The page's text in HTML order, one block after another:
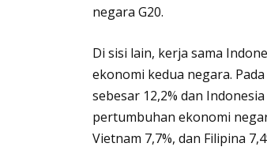
negara G20.
Di sisi lain, kerja sama
ekonomi kedua negara.
sebesar 12,2% dan
pertumbuhan ekonomi
Vietnam 7,7%, dan Filipina